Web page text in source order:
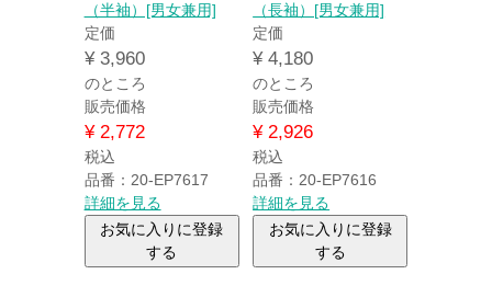
（半袖）[男女兼用]
定価
¥ 3,960
のところ
販売価格
¥ 2,772
税込
品番：20-EP7617
詳細を見る
お気に入りに登録
する
（長袖）[男女兼用]
定価
¥ 4,180
のところ
販売価格
¥ 2,926
税込
品番：20-EP7616
詳細を見る
お気に入りに登録
する